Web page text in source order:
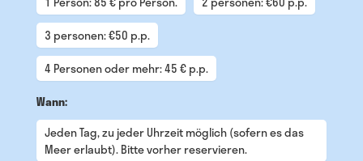
3 personen: €50 p.p.
4 Personen oder mehr: 45 € p.p.
Wann:
Jeden Tag, zu jeder Uhrzeit möglich (sofern es das
Meer erlaubt). Bitte vorher reservieren.